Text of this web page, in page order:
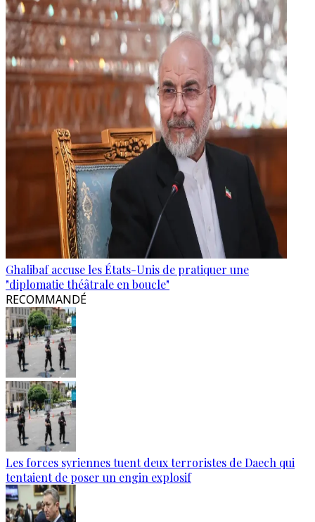
Ghalibaf accuse les États-Unis de pratiquer une
"diplomatie théâtrale en boucle"
RECOMMANDÉ
Les forces syriennes tuent deux terroristes de Daech qui
tentaient de poser un engin explosif